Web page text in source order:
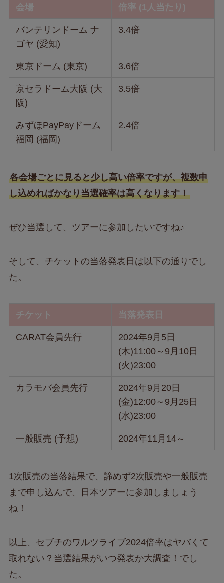
会場 倍率 (1人当たり)
バンテリンドーム ナ
ゴヤ (愛知)
3.4倍
東京ドーム (東京) 3.6倍
京セラドーム大阪 (大
阪)
3.5倍
みずほPayPayドーム
福岡 (福岡)
2.4倍
各会場ごとに見ると少し高い倍率ですが、複数申
し込めればかなり当選確率は高くなります！
ぜひ当選して、ツアーに参加したいですね♪
そして、チケットの当落発表日は以下の通りでし
た。
チケット 当落発表日
CARAT会員先行
2024年9月5日
(木)11:00～9月10日
(火)23:00
カラモバ会員先行
2024年9月20日
(金)12:00～9月25日
(水)23:00
一般販売 (予想) 2024年11月14～
1次販売の当落結果で、諦めず2次販売や一般販売
まで申し込んで、日本ツアーに参加しましょう
ね！
以上、セブチのワルツライブ2024倍率はヤバくて
取れない？当選結果がいつ発表か大調査！でし
た。